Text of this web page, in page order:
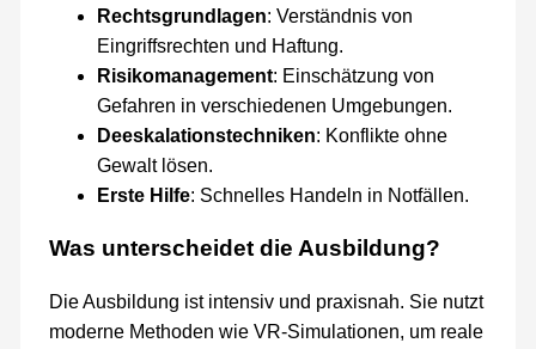
Rechtsgrundlagen: Verständnis von
Eingriffsrechten und Haftung.
Risikomanagement: Einschätzung von
Gefahren in verschiedenen Umgebungen.
Deeskalationstechniken: Konflikte ohne
Gewalt lösen.
Erste Hilfe: Schnelles Handeln in Notfällen.
Was unterscheidet die Ausbildung?
Die Ausbildung ist intensiv und praxisnah. Sie nutzt
moderne Methoden wie VR-Simulationen, um reale